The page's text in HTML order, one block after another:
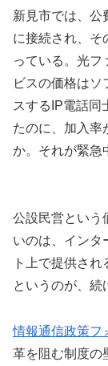
新見市では、公
に接続され、そ
っている。光フ
ビスの価格は
スするIP電話同
たのに、加入率
か。それが緊急
公設民営という
いのは、インタ
ト上で提供さ
というのが、続
情報通信政策フ
革を阻む制度の